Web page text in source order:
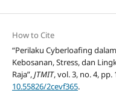
How to Cite
“Perilaku Cyberloafing
Kebosanan, Stress, dan
Raja”,JTMIT, vol. 3, no. 4, pp.
10.55826/2cevf365.